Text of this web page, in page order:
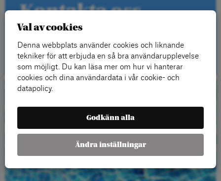
Kontakta oss
Kontakt
Beställ gratis
material
Val av cookies
Denna webbplats använder cookies och liknande
tekniker för att erbjuda en så bra användarupplevelse
som möjligt. Du kan läsa mer om hur vi hanterar
cookies och dina användardata i vår cookie- och
datapolicy.
Godkänn alla
Ändra inställningar